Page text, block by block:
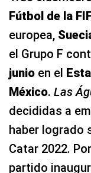
Fútbol de la
europea,
el Grupo F
junio en el
México. Las
decididas a
haber logrado
Catar 2022.
partido